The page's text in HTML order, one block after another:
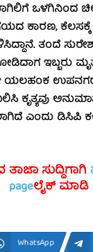
ಒಳಗಿನಿಂದ ಚಿಲಕ
ಕಾರಣ,
ತಂದೆ
ಇಬ್ಬರು
ಯಲಹಂಕ
ಕೃತ್ಯವು
ಎಂದು ಡಿಸಿಪಿ
ಸುದ್ದಿಗಾಗಿ
pageಲೈಕ್ ಮಾಡಿ
WhatsApp